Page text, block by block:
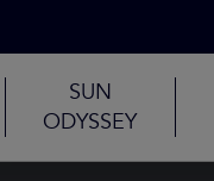
SUN
ODYSSEY